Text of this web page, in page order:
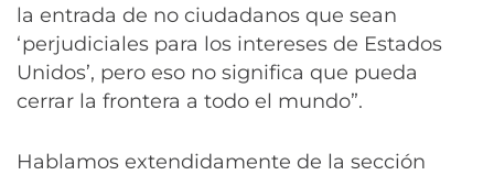
la entrada de no ciudadanos que sean
‘perjudiciales para los intereses de Estados
Unidos’, pero eso no significa que pueda
cerrar la frontera a todo el mundo”.
Hablamos extendidamente de la sección